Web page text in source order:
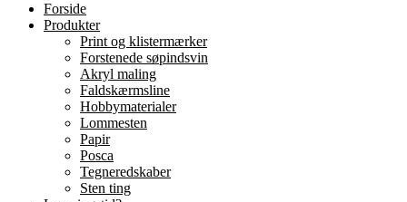
Forside
Produkter
Print og klistermærker
Forstenede søpindsvin
Akryl maling
Faldskærmsline
Hobbymaterialer
Lommesten
Papir
Posca
Tegneredskaber
Sten ting